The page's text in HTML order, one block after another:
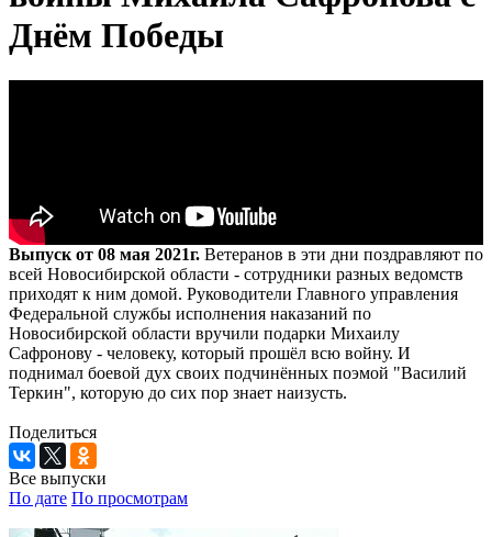
Днём Победы
Выпуск от 08 мая 2021г. Ветеранов в эти дни поздравляют по
всей Новосибирской области - сотрудники разных ведомств
приходят к ним домой. Руководители Главного управления
Федеральной службы исполнения наказаний по
Новосибирской области вручили подарки Михаилу
Сафронову - человеку, который прошёл всю войну. И
поднимал боевой дух своих подчинённых поэмой "Василий
Теркин", которую до сих пор знает наизусть.
Поделиться
Все выпуски
По дате По просмотрам